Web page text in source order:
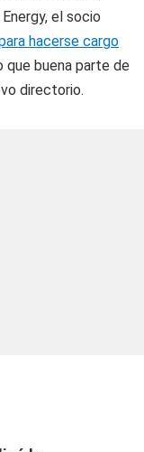
Energy, el socio
hacerse cargo
que buena parte de
directorio.